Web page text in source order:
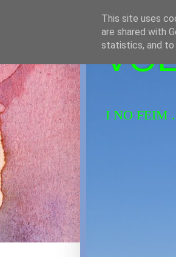
I NO FEIM
This site uses
are shared with
statistics, and to